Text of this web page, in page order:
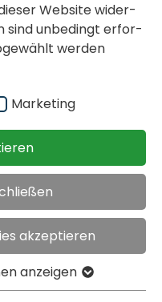
Website wider­
sind unbe­dingt erfor­
werden
Marke­ting
akzeptieren
anzeigen
/ 403 -
März 2027
Objekt merken